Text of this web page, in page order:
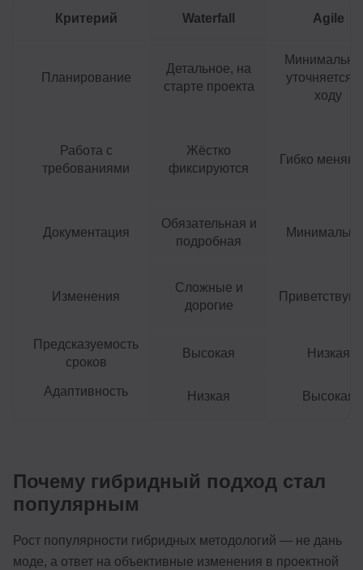
Критерий Waterfall Agile
Планирование
Детальное, на
старте проекта
уточняется
ходу
Работа с
требованиями
Жёстко
фиксируются
Гибко
Документация
Обязательная и
подробная
Изменения
Сложные и
дорогие
Предсказуемость
сроков
Высокая Низкая
Адаптивность Низкая Высокая
Почему гибридный подход стал
популярным
Рост популярности гибридных методологий — не дань
моде, а ответ на объективные изменения в проектной